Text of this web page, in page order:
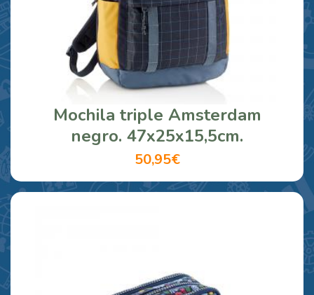
Mochila triple Amsterdam
negro. 47x25x15,5cm.
50,95€